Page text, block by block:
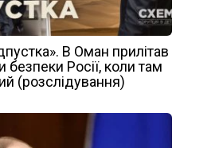
В Оман прилітав
безпеки Росії, коли там
(розслідування)